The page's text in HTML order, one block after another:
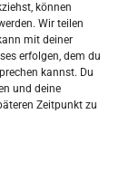
können
Wir teilen
mit deiner
erfolgen, dem du
kannst. Du
und deine
Zeitpunkt zu